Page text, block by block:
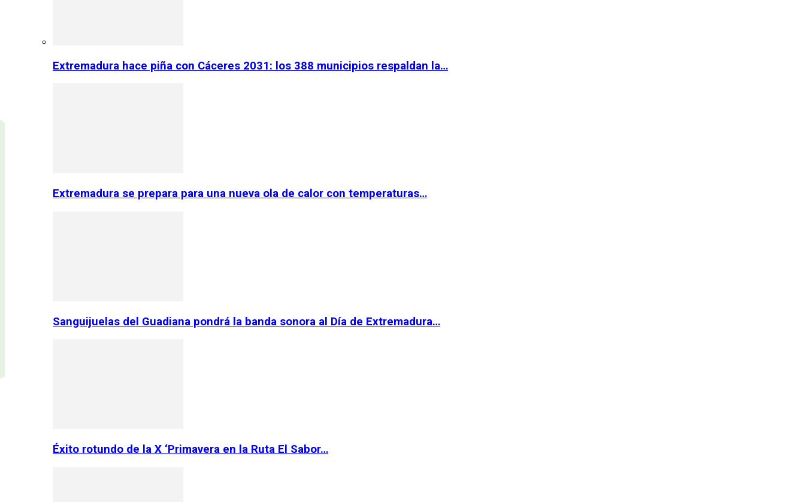
Extremadura hace piña con Cáceres 2031: los 388 municipios respaldan la…
Extremadura se prepara para una nueva ola de calor con temperaturas…
Sanguijuelas del Guadiana pondrá la banda sonora al Día de Extremadura…
Éxito rotundo de la X ‘Primavera en la Ruta El Sabor…